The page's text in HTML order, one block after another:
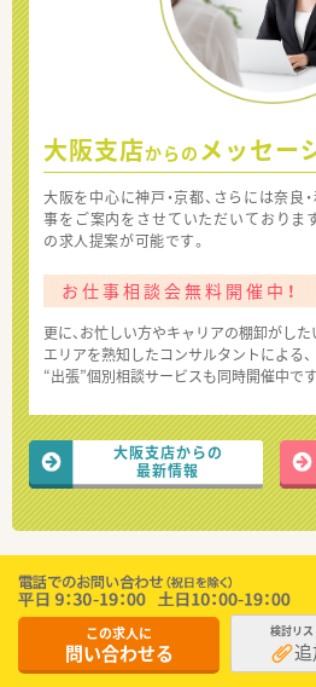
大阪支店からの メッセー
大阪を中心に神戸・京都、さらには奈良
事をご案内をさせていただいておりま
の求人提案が可能です。
お仕事相談会無料開催中！
更に、お忙しい方やキャリアの棚卸がし
エリアを熟知したコンサルタントによる、
“出張”個別相談サービスも同時開催中です
大阪支店からの
最新情報
この求人に
問い合わせる
検討リス